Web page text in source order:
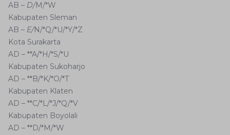
AB – D/M/*W
Kabupaten Sleman
AB – E/N/*Q/*U/*Y/*Z
Kota Surakarta
AD – **A/*H/*S/*U
Kabupaten Sukoharjo
AD – **B/*K/*O/*T
Kabupaten Klaten
AD – **C/*L/*J/*Q/*V
Kabupaten Boyolali
AD – **D/*M/*W